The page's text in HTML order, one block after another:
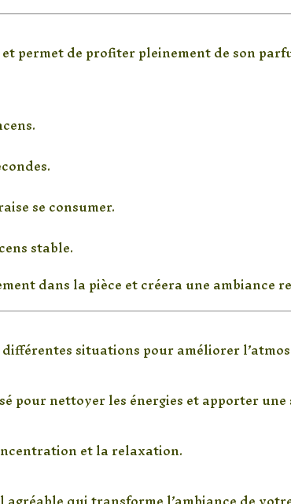
Loban ?
permet de profiter pleinement de son
se consumer.
stable.
dans la pièce et créera une ambiance
utiliser cet encens ?
situations pour améliorer
nettoyer les énergies et apporter une
et la relaxation.